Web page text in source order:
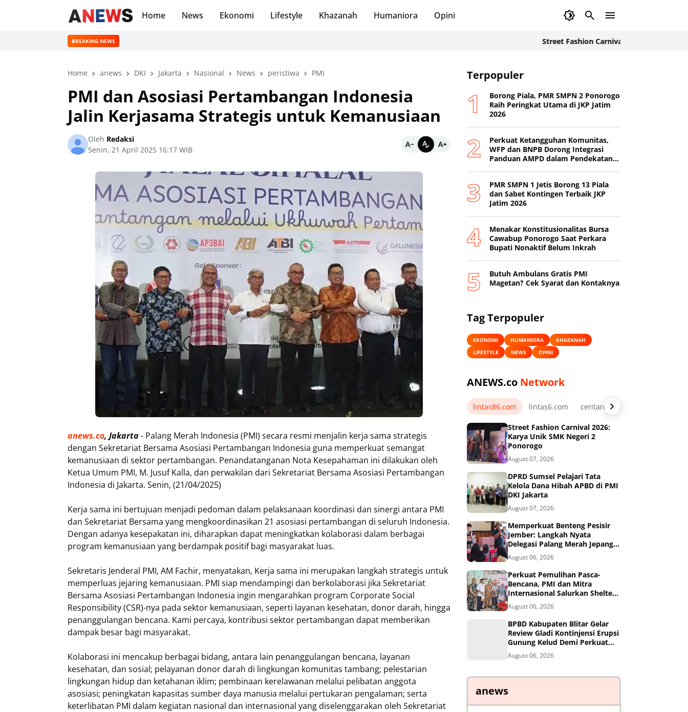
Home News Ekonomi Lifestyle Khazanah Humaniora Opini
BREAKING NEWS Street Fashion Carnival 2026: Inovasi Busana
Home anews DKI Jakarta Nasional News peristiwa PMI
PMI dan Asosiasi Pertambangan Indonesia
Jalin Kerjasama Strategis untuk Kemanusiaan
Oleh Redaksi
Senin, 21 April 2025 16:17 WIB
anews.co, Jakarta- Palang Merah Indonesia (PMI) secara resmi menjalin kerja sama strategis
dengan Sekretariat Bersama Asosiasi Pertambangan Indonesia guna memperkuat semangat
kemanusiaan di sektor pertambangan. Penandatanganan Nota Kesepahaman ini dilakukan oleh
Ketua Umum PMI, M. Jusuf Kalla, dan perwakilan dari Sekretariat Bersama Asosiasi Pertambangan
Indonesia di Jakarta. Senin, (21/04/2025)
Kerja sama ini bertujuan menjadi pedoman dalam pelaksanaan koordinasi dan sinergi antara PMI
dan Sekretariat Bersama yang mengkoordinasikan 21 asosiasi pertambangan di seluruh Indonesia.
Dengan adanya kesepakatan ini, diharapkan dapat meningkatkan kolaborasi dalam berbagai
program kemanusiaan yang berdampak positif bagi masyarakat luas.
Sekretaris Jenderal PMI, AM Fachir, menyatakan, Kerja sama ini merupakan langkah strategis untuk
memperluas jejaring kemanusiaan. PMI siap mendampingi dan berkolaborasi jika Sekretariat
Bersama Asosiasi Pertambangan Indonesia ingin mengarahkan program Corporate Social
Responsibility (CSR)-nya pada sektor kemanusiaan, seperti layanan kesehatan, donor darah, hingga
penanggulangan bencana. Kami percaya, kontribusi sektor pertambangan dapat memberikan
dampak besar bagi masyarakat.
Kolaborasi ini mencakup berbagai bidang, antara lain penanggulangan bencana, layanan
kesehatan, dan sosial; pelayanan donor darah di lingkungan komunitas tambang; pelestarian
lingkungan hidup dan ketahanan iklim; pembinaan kerelawanan melalui pelibatan anggota
asosiasi; peningkatan kapasitas sumber daya manusia melalui pertukaran pengalaman; serta
keterlibatan PMI dalam kegiatan nasional dan internasional yang diselenggarakan oleh Sekretariat
Terpopuler
Borong Piala, PMR SMPN 2 Ponorogo
Raih Peringkat Utama di JKP Jatim
2026
Perkuat Ketangguhan Komunitas,
WFP dan BNPB Dorong Integrasi
Panduan AMPD dalam Pendekatan
PMR SMPN 1 Jetis Borong 13 Piala
dan Sabet Kontingen Terbaik JKP
Jatim 2026
Menakar Konstitusionalitas Bursa
Cawabup Ponorogo Saat Perkara
Bupati Nonaktif Belum Inkrah
Butuh Ambulans Gratis PMI
Magetan? Cek Syarat dan Kontaknya
Tag Terpopuler
EKONOMI HUMANIORA
KHAZANAH
LIFESTYLE
NEWS OPINI
ANEWS.co Network
lintas86.com lintas6.com ceritarelawan.my.id
Street Fashion Carnival 2026:
Karya Unik SMK Negeri 2
Ponorogo
August 07, 2026
DPRD Sumsel Pelajari Tata
Kelola Dana Hibah APBD di PMI
DKI Jakarta
August 07, 2026
Memperkuat Benteng Pesisir
Jember: Langkah Nyata
Delegasi Palang Merah Jepang
Dampingi Relawan dan Sekolah
Tangguh Bencana
August 06, 2026
Perkuat Pemulihan Pasca-
Bencana, PMI dan Mitra
Internasional Salurkan Shelter
Toolkit untuk 1.200 Keluarga di
Aceh Utara
August 06, 2026
BPBD Kabupaten Blitar Gelar
Review Gladi Kontinjensi Erupsi
Gunung Kelud Demi Perkuat
Mitigasi Bencana
August 06, 2026
anews